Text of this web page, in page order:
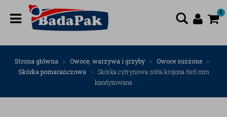
0
Strona główna Owoce, warzywa i grzyby
Owoce suszone
Skórka pomarańczowa
Skórka cytrynowa żółta krojona 6x6 mm
kandyzowana